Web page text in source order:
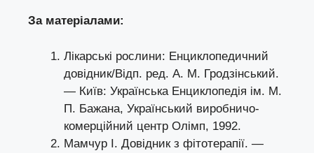
За матеріалами:
Лікарські рослини: Енциклопедичний
довідник/Відп. ред. А. М. Гродзінський.
— Київ: Українська Енциклопедія ім. М.
П. Бажана, Український виробничо-
комерційний центр Олімп, 1992.
Мамчур І. Довідник з фітотерапії. —